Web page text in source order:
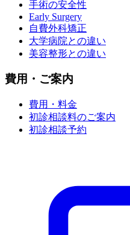
手術の安全性
Early Surgery
自費外科矯正
大学病院との違い
美容整形との違い
費用・ご案内
費用・料金
初診相談料のご案内
初診相談予約